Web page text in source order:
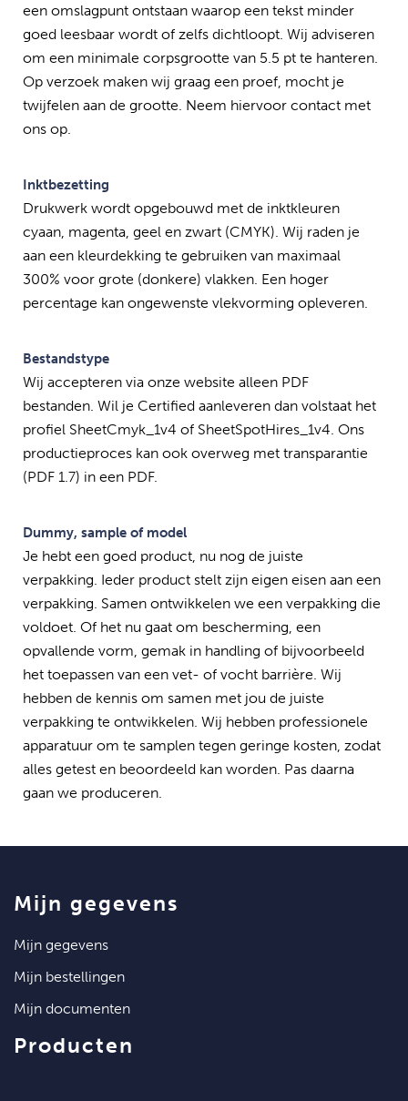
een omslagpunt ontstaan waarop een tekst minder
goed leesbaar wordt of zelfs dichtloopt. Wij adviseren
om een minimale corpsgrootte van 5.5 pt te hanteren.
Op verzoek maken wij graag een proef, mocht je
twijfelen aan de grootte. Neem hiervoor contact met
ons op.
Inktbezetting
Drukwerk wordt opgebouwd met de inktkleuren
cyaan, magenta, geel en zwart (CMYK). Wij raden je
aan een kleurdekking te gebruiken van maximaal
300% voor grote (donkere) vlakken. Een hoger
percentage kan ongewenste vlekvorming opleveren.
Bestandstype
Wij accepteren via onze website alleen PDF
bestanden. Wil je Certified aanleveren dan volstaat het
profiel SheetCmyk_1v4 of SheetSpotHires_1v4. Ons
productieproces kan ook overweg met transparantie
(PDF 1.7) in een PDF.
Dummy, sample of model
Je hebt een goed product, nu nog de juiste
verpakking. Ieder product stelt zijn eigen eisen aan een
verpakking. Samen ontwikkelen we een verpakking die
voldoet. Of het nu gaat om bescherming, een
opvallende vorm, gemak in handling of bijvoorbeeld
het toepassen van een vet- of vocht barrière. Wij
hebben de kennis om samen met jou de juiste
verpakking te ontwikkelen. Wij hebben professionele
apparatuur om te samplen tegen geringe kosten, zodat
alles getest en beoordeeld kan worden. Pas daarna
gaan we produceren.
mijn gegevens
mijn gegevens
mijn bestellingen
mijn documenten
producten